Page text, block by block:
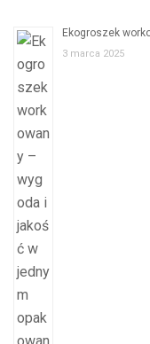
Ekogroszek
3 marca 2025